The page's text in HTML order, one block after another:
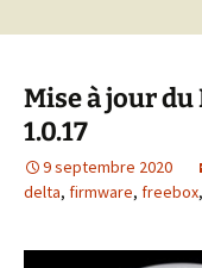
Mise à jour du
1.0.17
9 septembre 2020
delta, firmware, freebox,